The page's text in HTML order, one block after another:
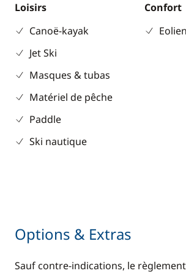
Loisirs
Canoë-kayak
Jet Ski
Masques & tubas
Matériel de pêche
Paddle
Ski nautique
Confort
Options & Extras
Sauf contre-indications, le